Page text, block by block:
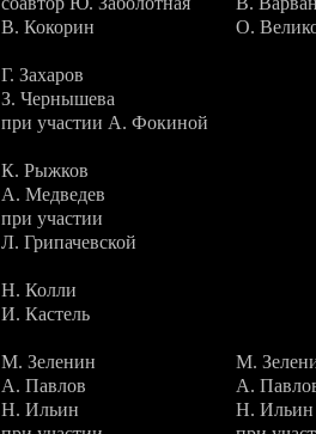
В. Кокорин
О.
Г. Захаров
З. Чернышева
при участии А. Фокиной
К. Рыжков
А. Медведев
при участии
Л. Грипачевской
Н. Колли
И. Кастель
М. Зеленин
А. Павлов
Н. Ильин
М.
А.
Н. Ильин